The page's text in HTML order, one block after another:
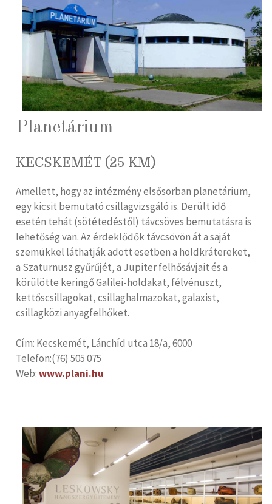
Planetárium
KECSKEMÉT (25 KM)
Amellett, hogy az intézmény elsősorban planetárium,
egy kicsit bemutató csillagvizsgáló is. Derült idő
esetén tehát (sötétedéstől) távcsöves bemutatásra is
lehetőség van. Az érdeklődők távcsövön át a saját
szemükkel láthatják adott esetben a holdkrátereket,
a Szaturnusz gyűrűjét, a Jupiter felhősávjait és a
körülötte keringő Galilei-holdakat, félvénuszt,
kettőscsillagokat, csillaghalmazokat, galaxist,
csillagközi anyagfelhőket.
Cím: Kecskemét, Lánchíd utca 18/a, 6000
Telefon:(76) 505 075
Web:www.plani.hu